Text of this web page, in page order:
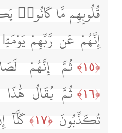
قُلُوبِهِم مَّا كَانُوا۟
إِنَّهُمْ عَن رَّبِّهِمْ
﴿١٥﴾ ثُمَّ إِنَّهُمْ
﴿١٦﴾
ثُمَّ يُقَالُ هَٰذَا
تُكَذِّبُونَ ﴿١٧﴾
كَلَّآ